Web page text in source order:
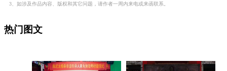
3、如涉及作品内容、版权和其它问题，请作者一周内来电或来函联系。
热门图文